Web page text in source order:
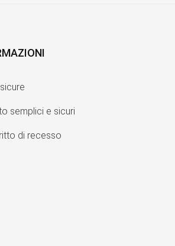
semplici e sicuri
di recesso